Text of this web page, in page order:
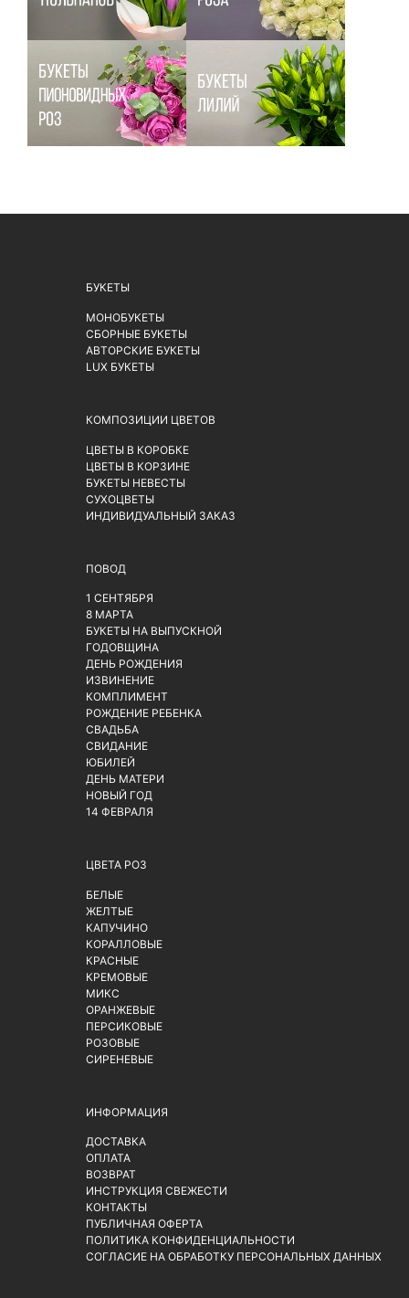
БУКЕТЫ
МОНОБУКЕТЫ
СБОРНЫЕ БУКЕТЫ
АВТОРСКИЕ БУКЕТЫ
LUX БУКЕТЫ
КОМПОЗИЦИИ ЦВЕТОВ
ЦВЕТЫ В КОРОБКЕ
ЦВЕТЫ В КОРЗИНЕ
БУКЕТЫ НЕВЕСТЫ
СУХОЦВЕТЫ
ИНДИВИДУАЛЬНЫЙ ЗАКАЗ
ПОВОД
1 СЕНТЯБРЯ
8 МАРТА
БУКЕТЫ НА ВЫПУСКНОЙ
ГОДОВЩИНА
ДЕНЬ РОЖДЕНИЯ
ИЗВИНЕНИЕ
КОМПЛИМЕНТ
РОЖДЕНИЕ РЕБЕНКА
СВАДЬБА
СВИДАНИЕ
ЮБИЛЕЙ
ДЕНЬ МАТЕРИ
НОВЫЙ ГОД
14 ФЕВРАЛЯ
ЦВЕТА РОЗ
БЕЛЫЕ
ЖЕЛТЫЕ
КАПУЧИНО
КОРАЛЛОВЫЕ
КРАСНЫЕ
КРЕМОВЫЕ
МИКС
ОРАНЖЕВЫЕ
ПЕРСИКОВЫЕ
РОЗОВЫЕ
СИРЕНЕВЫЕ
ИНФОРМАЦИЯ
ДОСТАВКА
ОПЛАТА
ВОЗВРАТ
ИНСТРУКЦИЯ СВЕЖЕСТИ
КОНТАКТЫ
ПУБЛИЧНАЯ ОФЕРТА
ПОЛИТИКА КОНФИДЕНЦИАЛЬНОСТИ
СОГЛАСИЕ НА ОБРАБОТКУ ПЕРСОНАЛЬНЫХ ДАННЫХ